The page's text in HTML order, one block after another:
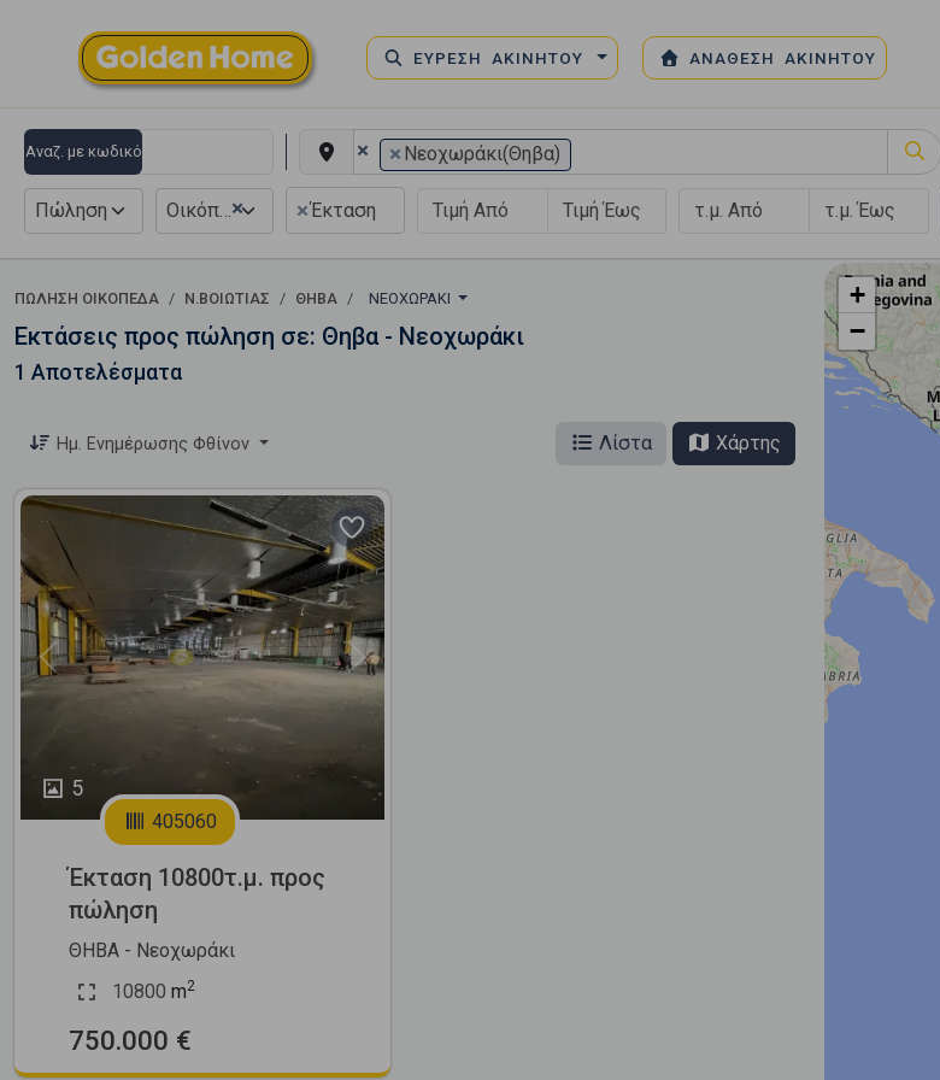
ΕΥΡΕΣΗ ΑΚΙΝΗΤΟΥ ΑΝΑΘΕΣΗ ΑΚΙΝΗΤΟΥ
Αναζ. με κωδικό × × Νεοχωράκι(Θηβα)
Πώληση ×
Οικόπεδο ×Έκταση
ΠΏΛΗΣΗ ΟΙΚΌΠΕΔΑ Ν.ΒΟΙΩΤΙΑΣ ΘΗΒΑ ΝΕΟΧΩΡΆΚΙ
Εκτάσεις προς πώληση σε: Θηβα - Νεοχωράκι
1 Αποτελέσματα
Ημ. Ενημέρωσης Φθίνον Λίστα Χάρτης
5
Previous Next
405060
Έκταση 10800τ.μ. προς
πώληση
ΘΗΒΑ - Νεοχωράκι
10800 m2
750.000 €
+
−